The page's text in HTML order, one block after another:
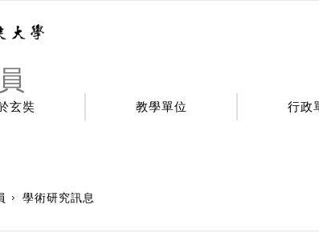
玄奘 教學單位 行政
學術研究訊息